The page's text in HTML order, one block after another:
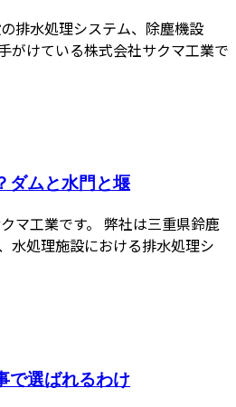
排水処理システム、除塵機設
がけている株式会社サクマ工業で
ダムと水門と堰
マ工業です。 弊社は三重県鈴鹿
水処理施設における排水処理シ
で選ばれるわけ